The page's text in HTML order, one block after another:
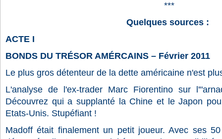
***
Quelques sources :
ACTE I
BONDS DU TRÉSOR AMÉRCAINS – Février 2011
Le plus gros détenteur de la dette américaine n'est
L'analyse de l'ex-trader Marc Fiorentino sur
Découvrez qui a supplanté la Chine et le Japon
Etats-Unis. Stupéfiant !
Madoff était finalement un petit joueur. Avec ses